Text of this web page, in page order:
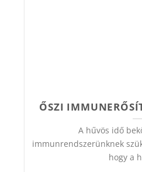
ŐSZI
A hűvös idő
immunrendszerünknek
hogy a